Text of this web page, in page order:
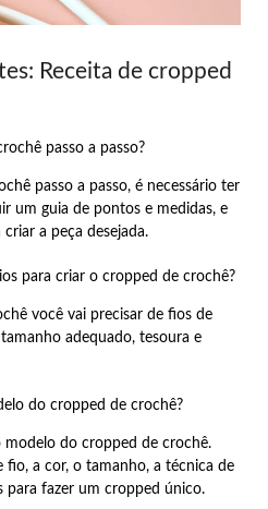
Receita de cropped
passo a passo?
passo a passo, é necessário ter
um guia de pontos e medidas, e
a peça desejada.
para criar o cropped de crochê?
você vai precisar de fios de
adequado, tesoura e
do cropped de crochê?
modelo do cropped de crochê.
fio, a cor, o tamanho, a técnica de
para fazer um cropped único.